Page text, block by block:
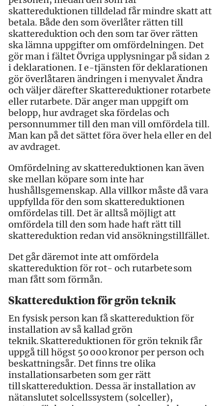
skattereduktionen tilldelad får mindre skatt att
betala. Både den som överlåter rätten till
skattereduktion och den som tar över rätten
ska lämna uppgifter om omfördelningen. Det
gör man i fältet Övriga upplysningar på sidan 2
i deklarationen. I e-tjänsten för deklarationen
gör överlåtaren ändringen i menyvalet Ändra
och väljer därefter Skattereduktioner rotarbete
eller rutarbete. Där anger man uppgift om
belopp, hur avdraget ska fördelas och
personnummer till den man vill omfördela till.
Man kan på det sättet föra över hela eller en del
av avdraget.
Omfördelning av skattereduktionen kan även
ske mellan köpare som inte har
hushållsgemenskap. Alla villkor måste då vara
uppfyllda för den som skattereduktionen
omfördelas till. Det är alltså möjligt att
omfördela till den som hade haft rätt till
skattereduktion redan vid ansökningstillfället.
Det går däremot inte att omfördela
skattereduktion för rot- och rutarbete som
man fått som förmån.
Skattereduktion för grön teknik
En fysisk person kan få skattereduktion för
installation av så kallad grön
teknik. Skattereduktionen för grön teknik får
uppgå till högst 50 000 kronor per person och
beskattningsår. Det finns tre olika
installationsarbeten som ger rätt
till skattereduktion. Dessa är installation av
nätanslutet solcellssystem (solceller),